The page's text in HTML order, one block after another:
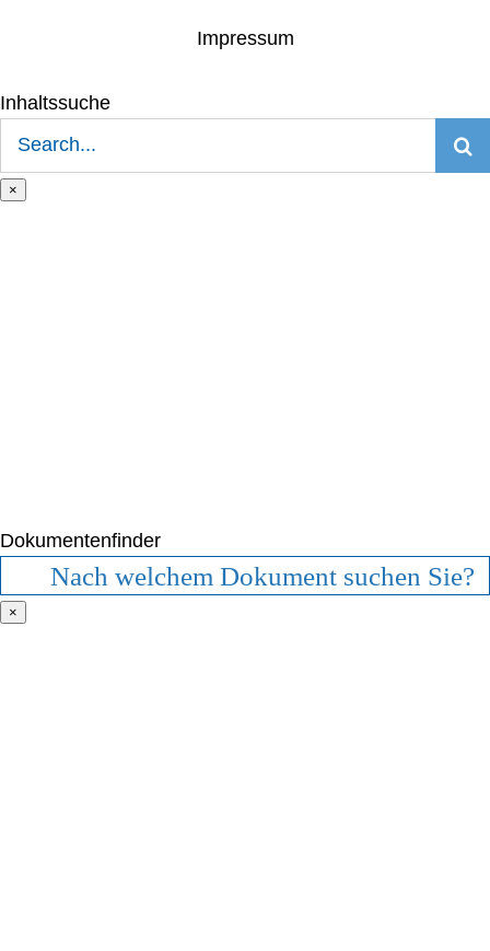
Impressum
Inhaltssuche
×
Dokumentenfinder
×